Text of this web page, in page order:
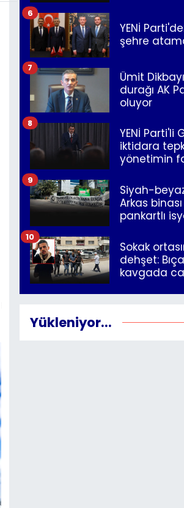
YENİ
şehre
6
Ümit
durağı AK
oluyor
7
YENİ Parti'li
iktidara
yönetimin
8
Siyah-
Arkas
pankartlı
İzmir"
9
Sokak
dehşet:
kavgada
10
Yükleniyor...